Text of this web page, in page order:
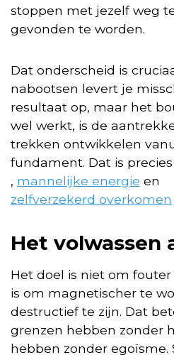
stoppen met jezelf weg
gevonden te worden.
Dat onderscheid is
nabootsen levert je
resultaat op, maar het
wel werkt, is de
trekken ontwikkelen
fundament. Dat is
, mannelijke energie en
zelfverzekerd overkomen
Het volwassen
Het doel is niet om
is om magnetischer te
destructief te zijn. Dat
grenzen hebben zonder
hebben zonder